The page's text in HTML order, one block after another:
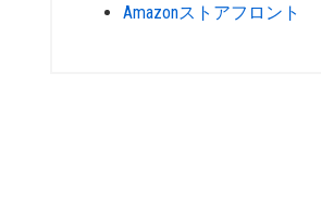
Amazonストアフロント